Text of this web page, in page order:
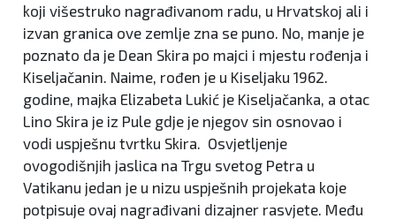
koji višestruko nagrađivanom radu, u Hrvatskoj ali i
izvan granica ove zemlje zna se puno. No, manje je
poznato da je Dean Skira po majci i mjestu rođenja i
Kiseljačanin. Naime, rođen je u Kiseljaku 1962.
godine, majka Elizabeta Lukić je Kiseljačanka, a otac
Lino Skira je iz Pule gdje je njegov sin osnovao i
vodi uspješnu tvrtku Skira. Osvjetljenje
ovogodišnjih jaslica na Trgu svetog Petra u
Vatikanu jedan je u nizu uspješnih projekata koje
potpisuje ovaj nagrađivani dizajner rasvjete. Među